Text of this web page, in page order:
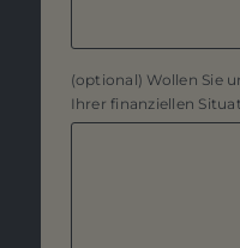
(optional) Wollen Sie
Ihrer finanziellen